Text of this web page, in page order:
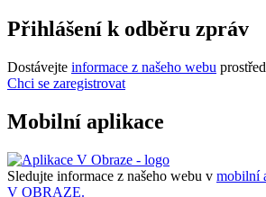
Přihlášení k odběru zpráv
Dostávejte informace z našeho webu
Chci se zaregistrovat
Mobilní aplikace
Sledujte informace z našeho webu v mobilní
V OBRAZE.